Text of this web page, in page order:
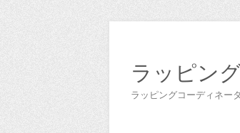
ラッピン
ラッピングコーディネー